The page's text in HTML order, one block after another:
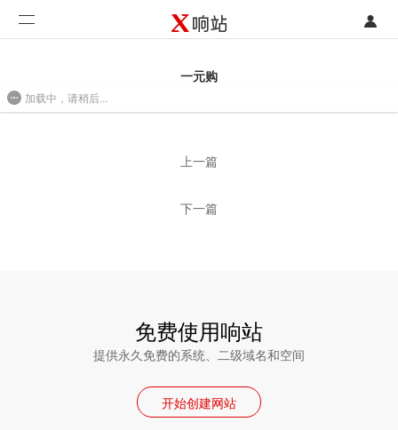
注册
开发类型
一元购
上一篇
下一篇
免费使用响站
提供永久免费的系统、二级域名和空间
开始创建网站
加载中，请稍后...